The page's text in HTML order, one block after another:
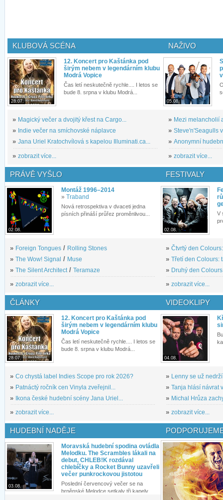
KLUBOVÁ SCÉNA
28.07.
12. Koncert pro Kaštánka pod
širým nebem v legendárním klubu
Modrá Vopice
Čas letí neskutečně rychle.... I letos se
bude 8. srpna v klubu Modrá...
» Magický večer a dvojitý křest na Cargo...
» Indie večer na smíchovské náplavce
» Jana Uriel Kratochvílová s kapelou Illuminati.ca...
» zobrazit více...
NAŽIVO
05.08.
» Mezi melancholií
» Steve'n'Seagulls
» Anonymní
» zobrazit více...
PRÁVĚ VYŠLO
02.08.
Montáž 1996–2014
» Traband
Nová retrospektiva v dvaceti jedna
písních přináší průřez proměnlivou...
» Foreign Tongues / Rolling Stones
» The Wow! Signal / Muse
» The Silent Architect / Teramaze
» zobrazit více...
FESTIVALY
02.08.
V
» Čtvrtý den
» Třetí den Colours:
» Druhý den
» zobrazit více...
ČLÁNKY
28.07.
12. Koncert pro Kaštánka pod
širým nebem v legendárním klubu
Modrá Vopice
Čas letí neskutečně rychle.... I letos se
bude 8. srpna v klubu Modrá...
» Co chystá label Indies Scope pro rok 2026?
» Patnáctý ročník cen Vinyla zveřejnil...
»
Ikona české hudební scény Jana Uriel...
» zobrazit více...
VIDEOKLIPY
04.08.
» Lenny se už
» Tanja hlásí návrat
» Michal Hrůza
» zobrazit více...
HUDEBNÍ NADĚJE
03.08.
Moravská hudební spodina ovládla
Melodku. The Scrambles lákali na
debut, CHLEB!K rozdával
chlebíčky a Rocket Bunny uzavřeli
večer punkrockovou jistotou
Poslední červencový večer se na
brněnské Melodce setkaly tři kapely...